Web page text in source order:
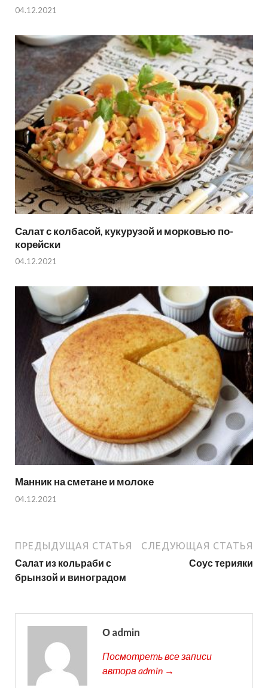
04.12.2021
Салат с колбасой, кукурузой и морковью по-
корейски
04.12.2021
Манник на сметане и молоке
04.12.2021
ПРЕДЫДУЩАЯ СТАТЬЯ
Салат из кольраби с
брынзой и виноградом
СЛЕДУЮЩАЯ СТАТЬЯ
Соус терияки
О admin
Посмотреть все записи
автора admin →